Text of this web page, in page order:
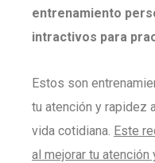
entrenamiento
intractivos para
Estos son
tu atención y rapidez
vida cotidiana. Este
al mejorar tu